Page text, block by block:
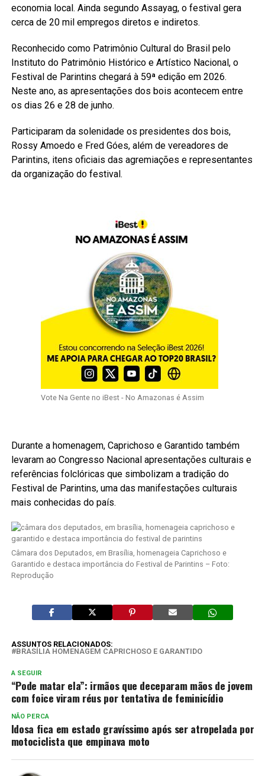
economia local. Ainda segundo Assayag, o festival gera
cerca de 20 mil empregos diretos e indiretos.
Reconhecido como Patrimônio Cultural do Brasil pelo
Instituto do Patrimônio Histórico e Artístico Nacional, o
Festival de Parintins chegará à 59ª edição em 2026.
Neste ano, as apresentações dos bois acontecem entre
os dias 26 e 28 de junho.
Participaram da solenidade os presidentes dos bois,
Rossy Amoedo e Fred Góes, além de vereadores de
Parintins, itens oficiais das agremiações e representantes
da organização do festival.
Vote Na Gente no iBest - No Amazonas é Assim
Durante a homenagem, Caprichoso e Garantido também
levaram ao Congresso Nacional apresentações culturais e
referências folclóricas que simbolizam a tradição do
Festival de Parintins, uma das manifestações culturais
mais conhecidas do país.
Câmara dos Deputados, em Brasília, homenageia Caprichoso e
Garantido e destaca importância do Festival de Parintins – Foto:
Reprodução
ASSUNTOS RELACIONADOS:
BRASÍLIA HOMENAGEM CAPRICHOSO E GARANTIDO
A SEGUIR
“Pode matar ela”: irmãos que deceparam mãos de jovem
com foice viram réus por tentativa de feminicídio
NÃO PERCA
Idosa fica em estado gravíssimo após ser atropelada por
motociclista que empinava moto